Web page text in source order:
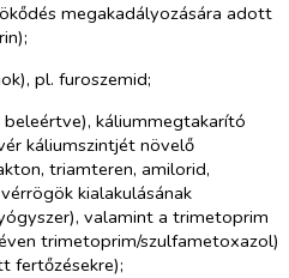
megakadályozására adott
pl. furoszemid;
káliummegtakarító
káliumszintjét növelő
triamteren, amilorid,
kialakulásának
valamint a trimetoprim
trimetoprim/szulfametoxazol)
fertőzésekre);